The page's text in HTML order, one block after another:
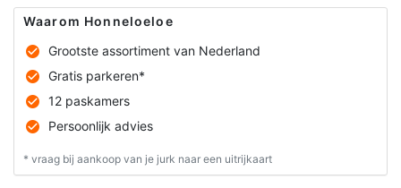
Waarom Honneloeloe
Grootste assortiment van Nederland
Gratis parkeren*
12 paskamers
Persoonlijk advies
* vraag bij aankoop van je jurk naar een uitrijkaart